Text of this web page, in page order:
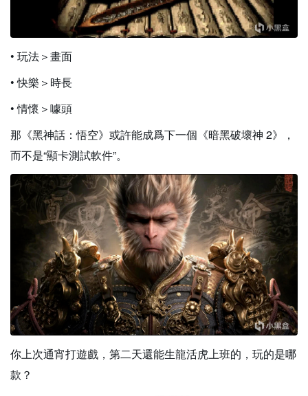
• 玩法＞畫面
• 快樂＞時長
• 情懷＞噱頭
那《黑神話：悟空》或許能成爲下一個《暗黑破壞神 2》，
而不是“顯卡測試軟件”。
你上次通宵打遊戲，第二天還能生龍活虎上班的，玩的是哪
款？